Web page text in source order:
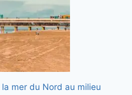
mer du Nord au milieu